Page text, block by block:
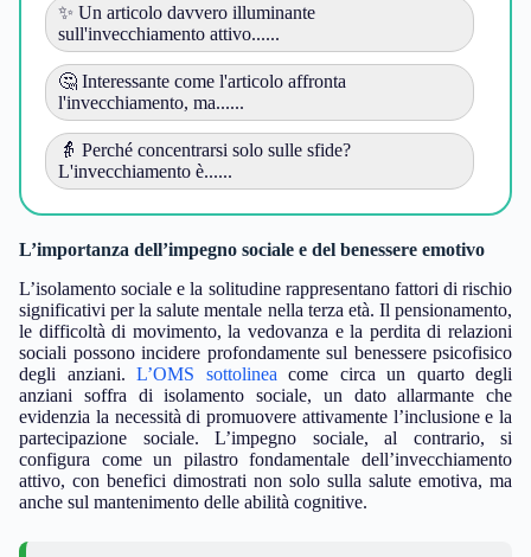
✨ Un articolo davvero illuminante
sull'invecchiamento attivo......
🤔 Interessante come l'articolo affronta
l'invecchiamento, ma......
👵 Perché concentrarsi solo sulle sfide?
L'invecchiamento è......
L’importanza dell’impegno sociale e del benessere emotivo
L’isolamento sociale e la solitudine rappresentano fattori di rischio
significativi per la salute mentale nella terza età. Il pensionamento,
le difficoltà di movimento, la vedovanza e la perdita di relazioni
sociali possono incidere profondamente sul benessere psicofisico
degli anziani. L’OMS sottolinea come circa un quarto degli
anziani soffra di isolamento sociale, un dato allarmante che
evidenzia la necessità di promuovere attivamente l’inclusione e la
partecipazione sociale. L’impegno sociale, al contrario, si
configura come un pilastro fondamentale dell’invecchiamento
attivo, con benefici dimostrati non solo sulla salute emotiva, ma
anche sul mantenimento delle abilità cognitive.